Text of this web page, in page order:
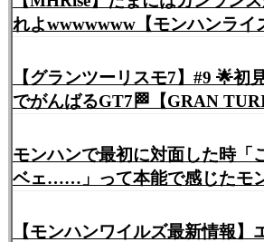
れよwwwwwww【モンハンライ
【グランツーリスモ7】#9 🌟初
でがんばるGT7🏁【GRAN
モンハンで最初に対面した時「
ベェ……」って本能で感じたモ
【モンハンワイルズ最新情報】